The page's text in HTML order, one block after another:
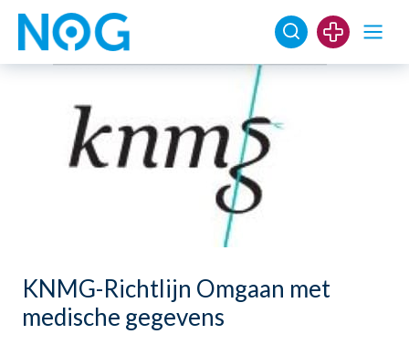
KNMG-Richtlijn Omgaan met
medische gegevens